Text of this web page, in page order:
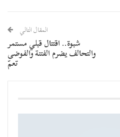
المقال التالي
شبوة.. اقتتال قبلي مستمر
والتحالف يضرم الفتنة والفوضى
تعمّ